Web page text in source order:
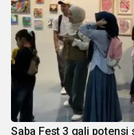
Saba Fest 3 gali potensi